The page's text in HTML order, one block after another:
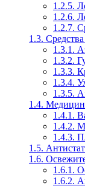
1.2.5.
1.2.6.
1.2.7.
1.3.
1.3.1.
1.3.2.
1.3.3.
1.3.4.
1.3.5.
1.4.
1.4.1.
1.4.2.
1.4.3.
1.5.
1.6.
1.6.1.
1.6.2.